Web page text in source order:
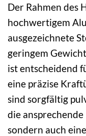
Der Rahmen des
hochwertigem
ausgezeichnete
geringem
ist entscheidend
eine präzise
sind sorgfältig
die
sondern auch